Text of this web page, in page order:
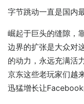
字节跳动一直是国内
崛起于巨头的缝隙，
边界的扩张是大众对
的动力，永远充满活
京东这些老玩家们越
迅猛增长让Facebook